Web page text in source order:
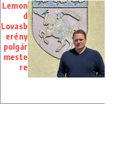
Lemon
d
Lovasb
erény
polgár
meste
re